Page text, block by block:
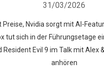
31/03/2026
Preise, Nvidia sorgt mit AI-
tut sich in der Führungsetage
Resident Evil 9 im Talk mit Alex
anhören